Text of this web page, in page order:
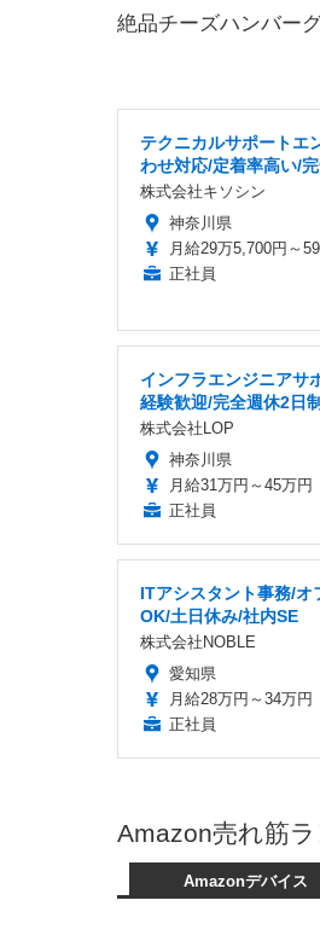
絶品チーズハンバー
テクニカルサポートエ
わせ対応/定着率高い/
株式会社キソシン
神奈川県
月給29万5,700円～
正社員
インフラエンジニアサ
経験歓迎/完全週休2日
株式会社LOP
神奈川県
月給31万円～45万円
正社員
ITアシスタント事務/
OK/土日休み/社内SE
株式会社NOBLE
愛知県
月給28万円～34万円
正社員
Amazon売れ筋
Amazonデバイス